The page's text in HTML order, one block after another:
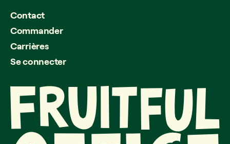
Contact
Commander
Carrières
Se connecter